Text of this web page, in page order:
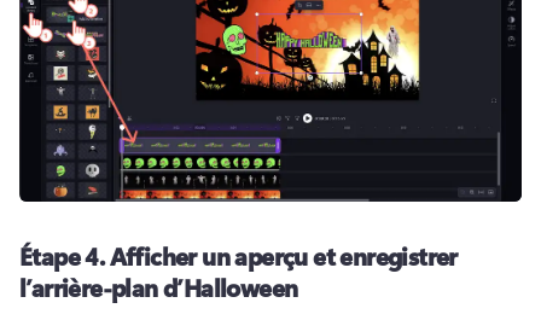
Étape 4.Afficher un aperçu et enregistrer
l’arrière-plan d’Halloween